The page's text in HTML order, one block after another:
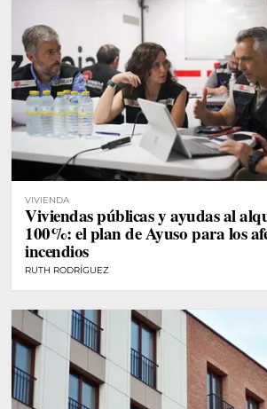
VIVIENDA
Viviendas públicas y ayudas al
100%: el plan de Ayuso para los
incendios
RUTH RODRÍGUEZ